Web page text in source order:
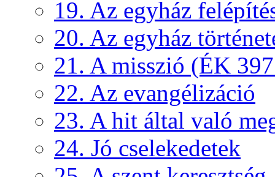
19. Az egyház
20. Az egyház
21. A misszió (ÉK
22. Az evangélizáció
23. A hit által való
24. Jó cselekedetek